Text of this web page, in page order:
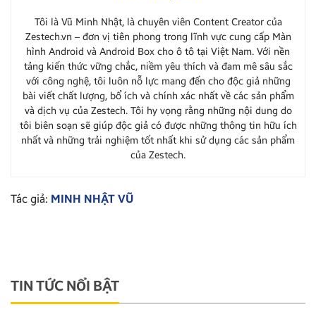
Tôi là Vũ Minh Nhật, là chuyên viên Content Creator của
Zestech.vn – đơn vị tiên phong trong lĩnh vực cung cấp Màn
hình Android và Android Box cho ô tô tại Việt Nam. Với nền
tảng kiến thức vững chắc, niềm yêu thích và đam mê sâu sắc
với công nghệ, tôi luôn nỗ lực mang đến cho độc giả những
bài viết chất lượng, bổ ích và chính xác nhất về các sản phẩm
và dịch vụ của Zestech. Tôi hy vọng rằng những nội dung do
tôi biên soạn sẽ giúp độc giả có được những thông tin hữu ích
nhất và những trải nghiệm tốt nhất khi sử dụng các sản phẩm
của Zestech.
Tác giả: MINH NHẬT VŨ
TIN TỨC NỔI BẬT